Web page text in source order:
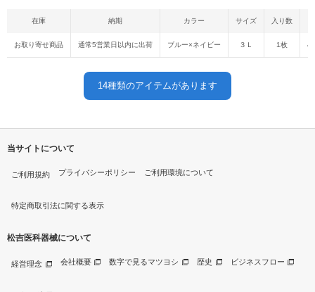
在庫 納期 カラー サイズ 入り数
お取り寄せ商品 通常5営業日以内に出荷 ブルー×ネイビー ３Ｌ 1枚
14種類のアイテムがあります
当サイトについて
ご利用規約 プライバシーポリシー ご利用環境について
特定商取引法に関する表示
松吉医科器械について
経営理念 会社概要 数字で見るマツヨシ 歴史 ビジネスフロー